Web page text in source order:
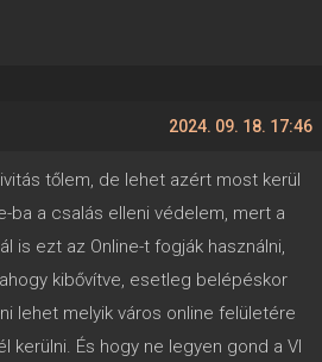
2024. 09. 18. 17:46
tőlem, de lehet azért most kerül
ba a csalás elleni védelem, mert a
is ezt az Online-t fogják használni,
kibővítve, esetleg belépéskor
lehet melyik város online felületére
kerülni. És hogy ne legyen gond a VI